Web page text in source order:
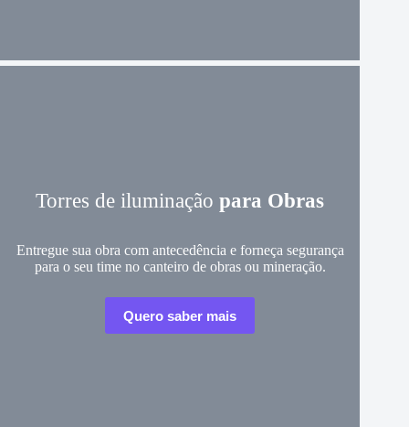
Torres de iluminaçãopara Obras
Entregue sua obra com antecedência e forneça segurança
para o seu time no canteiro de obras ou mineração.
Quero saber mais